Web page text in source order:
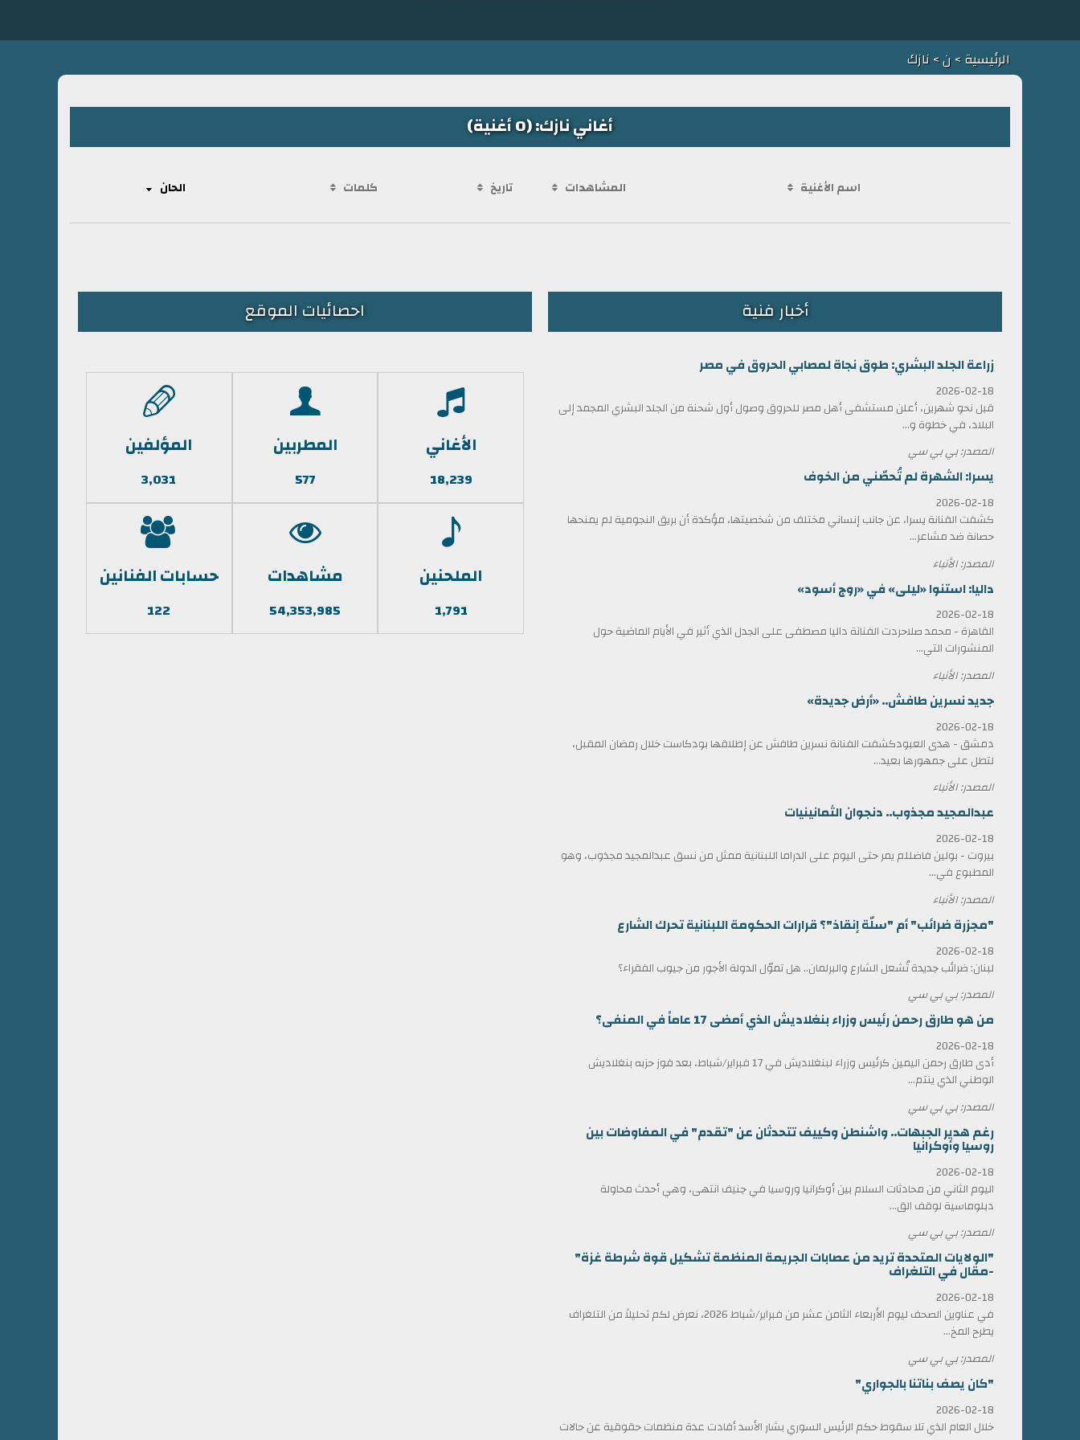
الرئيسية> ن> نازك
أغاني نازك: (0 أغنية)
اسم الأغنية المشاهدات تاريخ كلمات الحان
أخبار فنية
زراعة الجلد البشري: طوق نجاة لمصابي الحروق في مصر
2026-02-18
قبل نحو شهرين، أعلن مستشفى أهل مصر للحروق وصول أول شحنة من الجلد البشري المجمد إلى
البلاد، في خطوة و...
المصدر: بي بي سي
يسرا: الشهرة لم تُحصّني من الخوف
2026-02-18
كشفت الفنانة يسرا، عن جانب إنساني مختلف من شخصيتها، مؤكدة أن بريق النجومية لم يمنحها
حصانة ضد مشاعر...
المصدر: الأنباء
داليا: استنوا «ليلى» في «روج أسود»
2026-02-18
القاهرة - محمد صلاحردت الفنانة داليا مصطفى على الجدل الذي أثير في الأيام الماضية حول
المنشورات التي...
المصدر: الأنباء
جديد نسرين طافش.. «أرض جديدة»
2026-02-18
دمشق - هدى العبودكشفت الفنانة نسرين طافش عن إطلاقها بودكاست خلال رمضان المقبل،
لتطل على جمهورها بعيد...
المصدر: الأنباء
عبدالمجيد مجذوب.. دنجوان الثمانينيات
2026-02-18
بيروت - بولين فاضللم يمر حتى اليوم على الدراما اللبنانية ممثل من نسق عبدالمجيد مجذوب، وهو
المطبوع في...
المصدر: الأنباء
"مجزرة ضرائب" أم "سلّة إنقاذ"؟ قرارات الحكومة اللبنانية تحرك الشارع
2026-02-18
لبنان: ضرائب جديدة تُشعل الشارع والبرلمان.. هل تموّل الدولة الأجور من جيوب الفقراء؟
المصدر: بي بي سي
من هو طارق رحمن رئيس وزراء بنغلاديش الذي أمضى 17 عاماً في المنفى؟
2026-02-18
أدى طارق رحمن اليمين كرئيس وزراء لبنغلاديش في 17 فبراير/شباط، بعد فوز حزبه بنغلاديش
الوطني الذي ينتم...
المصدر: بي بي سي
رغم هدير الجبهات.. واشنطن وكييف تتحدثان عن "تقدم" في المفاوضات بين
روسيا وأوكرانيا
2026-02-18
اليوم الثاني من محادثات السلام بين أوكرانيا وروسيا في جنيف انتهى، وهي أحدث محاولة
دبلوماسية لوقف الق...
المصدر: بي بي سي
"الولايات المتحدة تريد من عصابات الجريمة المنظمة تشكيل قوة شرطة غزة"
-مقال في التلغراف
2026-02-18
في عناوين الصحف ليوم الأربعاء الثامن عشر من فبراير/شباط 2026، نعرض لكم تحليلاً من التلغراف
يطرح المخ...
المصدر: بي بي سي
"كان يصف بناتنا بالجواري"
2026-02-18
خلال العام الذي تلا سقوط حكم الرئيس السوري بشار الأسد أفادت عدة منظمات حقوقية عن حالات
احصائيات الموقع
الأغاني
18,239
المطربين
577
المؤلفين
3,031
الملحنين
1,791
مشاهدات
54,353,985
حسابات الفنانين
122